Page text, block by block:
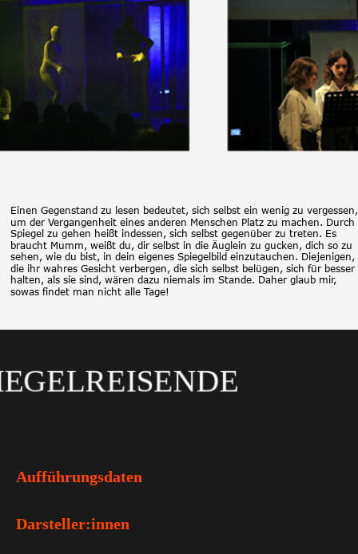
Einen Gegenstand zu lesen bedeutet, sich selbst ein wenig zu
um der Vergangenheit eines anderen Menschen Platz zu machen. Durch
Spiegel zu gehen heißt indessen, sich selbst gegenüber zu treten. Es
braucht Mumm, weißt du, dir selbst in die Äuglein zu gucken, dich so zu
sehen, wie du bist, in dein eigenes Spiegelbild einzutauchen. Diejenigen,
die ihr wahres Gesicht verbergen, die sich selbst belügen, sich für besser
halten, als sie sind, wären dazu niemals im Stande. Daher glaub mir,
sowas findet man nicht alle Tage!
Aufführungsdaten
04. Mai 2025, Forum Friedrichsdorf
05. Mai 2025, Forum Friedrichsdorf
Darsteller:innen